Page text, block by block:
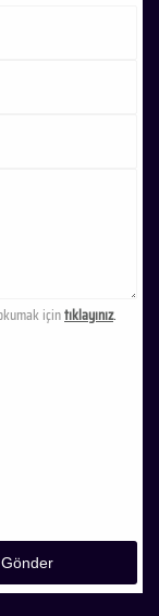
içintıklayınız.